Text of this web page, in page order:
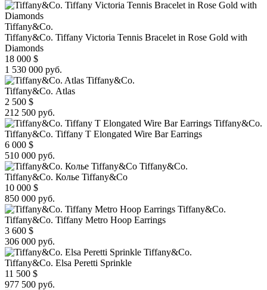
Tiffany&Co.
Tiffany&Co. Tiffany Victoria Tennis Bracelet in Rose Gold with
Diamonds
18 000 $
1 530 000 руб.
Tiffany&Co.
Tiffany&Co. Atlas
2 500 $
212 500 руб.
Tiffany&Co.
Tiffany&Co. Tiffany T Elongated Wire Bar Earrings
6 000 $
510 000 руб.
Tiffany&Co.
Tiffany&Co. Колье Tiffany&Co
10 000 $
850 000 руб.
Tiffany&Co.
Tiffany&Co. Tiffany Metro Hoop Earrings
3 600 $
306 000 руб.
Tiffany&Co.
Tiffany&Co. Elsa Peretti Sprinkle
11 500 $
977 500 руб.